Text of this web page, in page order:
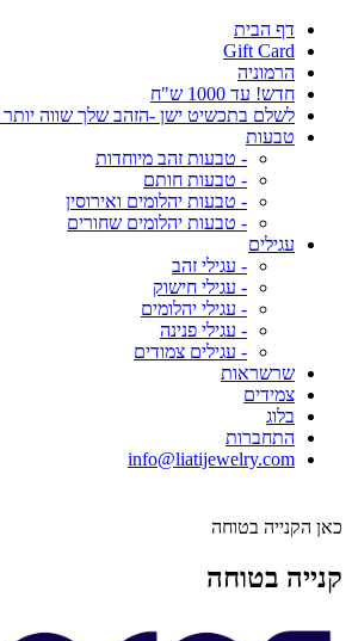
דף הבית
Gift Card
הרמוניה
חדש! עד 1000 ש"ח
לשלם בתכשיט ישן -הזהב שלך שווה
טבעות
- טבעות זהב מיוחדות
- טבעות חותם
- טבעות יהלומים ואירוסין
- טבעות יהלומים שחורים
עגילים
- עגילי זהב
- עגילי חישוק
- עגילי יהלומים
- עגילי פנינה
- עגילים צמודים
שרשראות
צמידים
בלוג
התחברות
info@liatijewelry.com
כאן הקנייה בטוחה
קנייה בטוחה